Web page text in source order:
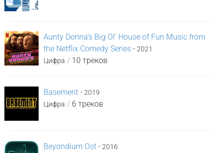
Aunty Donna's Big Ol' House of Fun Music from
the Netflix Comedy Series • 2021
Цифра / 10 треков
Basement • 2019
Цифра / 6 треков
Beyondium Ost • 2016